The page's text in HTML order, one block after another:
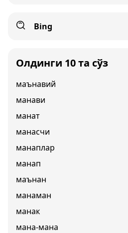
Bing
Олдинги 10 та сўз
маънавий
манави
манат
манасчи
манаплар
манап
маънан
манаман
манак
мана-мана